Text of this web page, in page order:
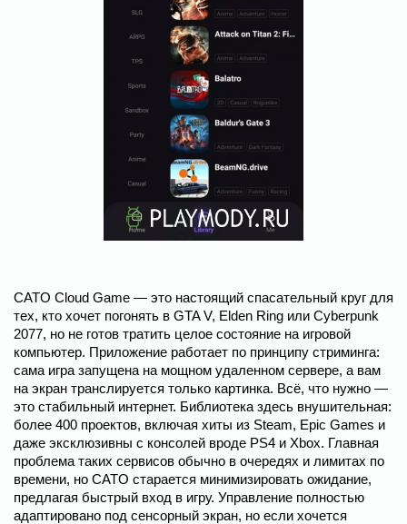
CATO Cloud Game — это настоящий спасательный круг для
тех, кто хочет погонять в GTA V, Elden Ring или Cyberpunk
2077, но не готов тратить целое состояние на игровой
компьютер. Приложение работает по принципу стриминга:
сама игра запущена на мощном удаленном сервере, а вам
на экран транслируется только картинка. Всё, что нужно —
это стабильный интернет. Библиотека здесь внушительная:
более 400 проектов, включая хиты из Steam, Epic Games и
даже эксклюзивны с консолей вроде PS4 и Xbox. Главная
проблема таких сервисов обычно в очередях и лимитах по
времени, но CATO старается минимизировать ожидание,
предлагая быстрый вход в игру. Управление полностью
адаптировано под сенсорный экран, но если хочется